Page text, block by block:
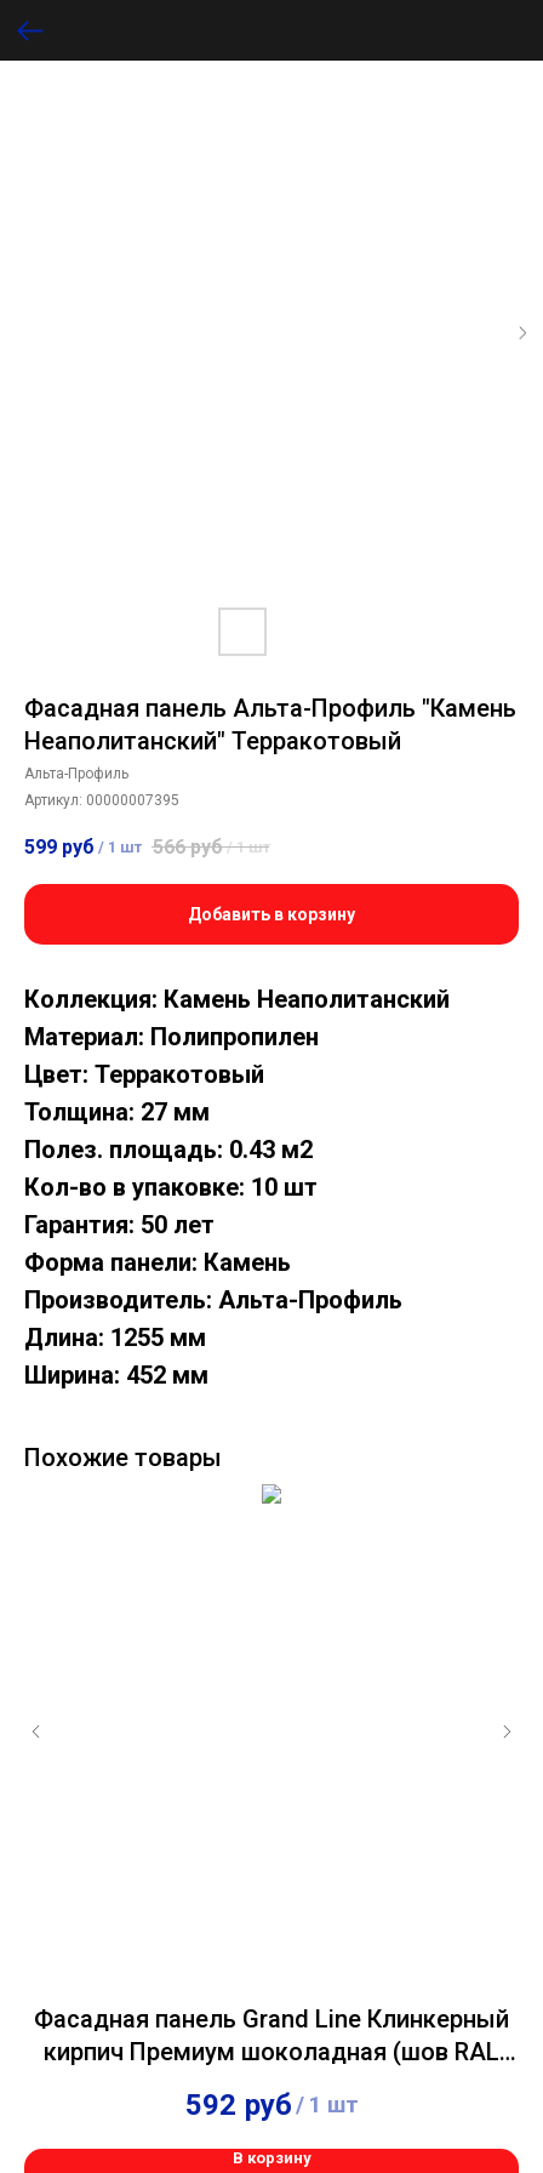
Фасадная панель Альта-Профиль "Камень
Неаполитанский" Терракотовый
Альта-Профиль
Артикул: 00000007395
599 руб / 1 шт 566 руб / 1 шт
Добавить в корзину
Коллекция: Камень Неаполитанский
Материал: Полипропилен
Цвет: Терракотовый
Толщина: 27 мм
Полез. площадь: 0.43 м2
Кол-во в упаковке: 10 шт
Гарантия: 50 лет
Форма панели: Камень
Производитель: Альта-Профиль
Длина: 1255 мм
Ширина: 452 мм
Похожие товары
Фасадная панель Grand Line Клинкерный
кирпич Премиум шоколадная (шов RAL
7006)
592 руб/ 1 шт
В корзину